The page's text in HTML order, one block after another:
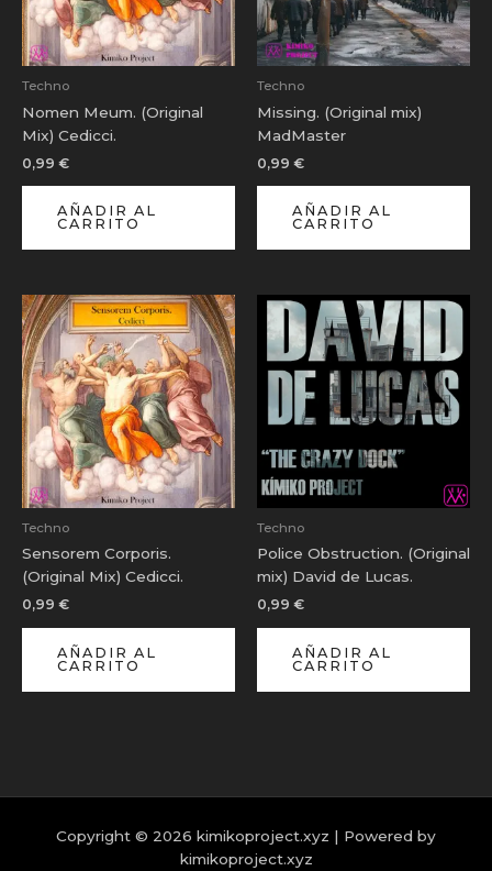
Techno
Nomen Meum. (Original
Mix) Cedicci.
0,99 €
AÑADIR AL
CARRITO
Techno
Missing. (Original mix)
MadMaster
0,99 €
AÑADIR AL
CARRITO
Techno
Sensorem Corporis.
(Original Mix) Cedicci.
0,99 €
AÑADIR AL
CARRITO
Techno
Police Obstruction. (Original
mix) David de Lucas.
0,99 €
AÑADIR AL
CARRITO
Copyright © 2026 kimikoproject.xyz | Powered by
kimikoproject.xyz